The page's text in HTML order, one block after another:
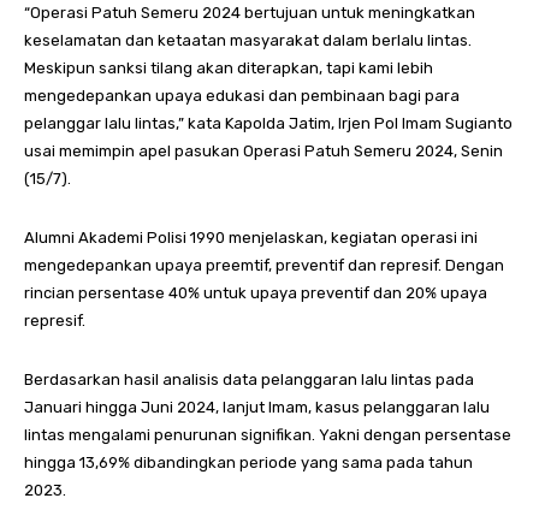
“Operasi Patuh Semeru 2024 bertujuan untuk meningkatkan
keselamatan dan ketaatan masyarakat dalam berlalu lintas.
Meskipun sanksi tilang akan diterapkan, tapi kami lebih
mengedepankan upaya edukasi dan pembinaan bagi para
pelanggar lalu lintas,” kata Kapolda Jatim, Irjen Pol Imam Sugianto
usai memimpin apel pasukan Operasi Patuh Semeru 2024, Senin
(15/7).
Alumni Akademi Polisi 1990 menjelaskan, kegiatan operasi ini
mengedepankan upaya preemtif, preventif dan represif. Dengan
rincian persentase 40% untuk upaya preventif dan 20% upaya
represif.
Berdasarkan hasil analisis data pelanggaran lalu lintas pada
Januari hingga Juni 2024, lanjut Imam, kasus pelanggaran lalu
lintas mengalami penurunan signifikan. Yakni dengan persentase
hingga 13,69% dibandingkan periode yang sama pada tahun
2023.